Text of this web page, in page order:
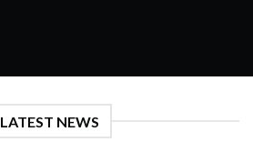
LATEST NEWS